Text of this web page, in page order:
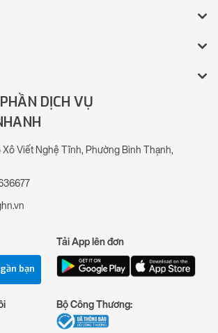
DỊCH VỤ
Xô Viết Nghệ Tĩnh, Phường Bình Thạnh,
bạn
Tải App lên đơn
Bộ Công Thương: